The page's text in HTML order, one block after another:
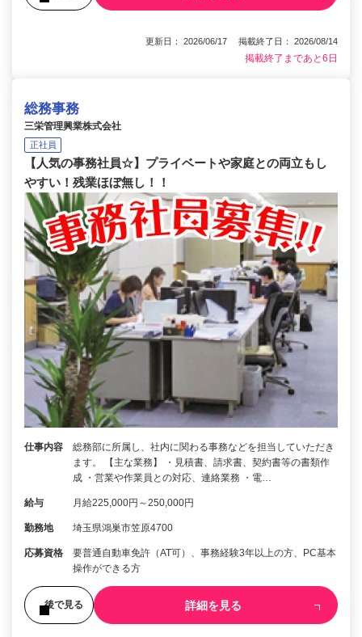
更新日： 2026/06/17 掲載終了日： 2026/08/14
掲載終了まであと6日
総務事務
三栄管理興業株式会社
正社員
【人気の事務社員☆】プライベートや家庭との両立もし
やすい！残業ほぼ無し！！
仕事内容
総務部に所属し、社内に関わる事務などを担当していただき
ます。 【主な業務】 ・見積書、請求書、契約書等の書類作
成 ・営業や作業員との対応、連絡業務 ・電…
給与 月給225,000円～250,000円
勤務地 埼玉県鴻巣市笠原4700
応募資格
要普通自動車免許（AT可）、事務経験3年以上の方、PC基本
操作ができる方
後で見る 詳細を見る